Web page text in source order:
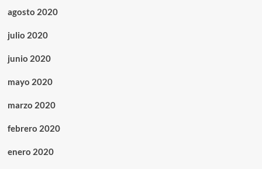
agosto 2020
julio 2020
junio 2020
mayo 2020
marzo 2020
febrero 2020
enero 2020